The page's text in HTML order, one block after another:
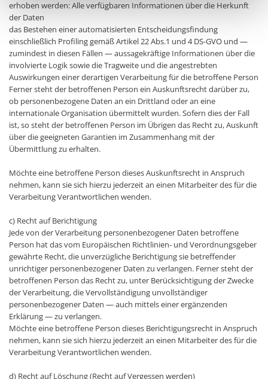
erhoben werden: Alle verfügbaren Informationen über die Herkunft
der Daten
das Bestehen einer automatisierten Entscheidungsfindung
einschließlich Profiling gemäß Artikel 22 Abs.1 und 4 DS-GVO und —
zumindest in diesen Fällen — aussagekräftige Informationen über die
involvierte Logik sowie die Tragweite und die angestrebten
Auswirkungen einer derartigen Verarbeitung für die betroffene Person
Ferner steht der betroffenen Person ein Auskunftsrecht darüber zu,
ob personenbezogene Daten an ein Drittland oder an eine
internationale Organisation übermittelt wurden. Sofern dies der Fall
ist, so steht der betroffenen Person im Übrigen das Recht zu, Auskunft
über die geeigneten Garantien im Zusammenhang mit der
Übermittlung zu erhalten.
Möchte eine betroffene Person dieses Auskunftsrecht in Anspruch
nehmen, kann sie sich hierzu jederzeit an einen Mitarbeiter des für die
Verarbeitung Verantwortlichen wenden.
c) Recht auf Berichtigung
Jede von der Verarbeitung personenbezogener Daten betroffene
Person hat das vom Europäischen Richtlinien- und Verordnungsgeber
gewährte Recht, die unverzügliche Berichtigung sie betreffender
unrichtiger personenbezogener Daten zu verlangen. Ferner steht der
betroffenen Person das Recht zu, unter Berücksichtigung der Zwecke
der Verarbeitung, die Vervollständigung unvollständiger
personenbezogener Daten — auch mittels einer ergänzenden
Erklärung — zu verlangen.
Möchte eine betroffene Person dieses Berichtigungsrecht in Anspruch
nehmen, kann sie sich hierzu jederzeit an einen Mitarbeiter des für die
Verarbeitung Verantwortlichen wenden.
d) Recht auf Löschung (Recht auf Vergessen werden)